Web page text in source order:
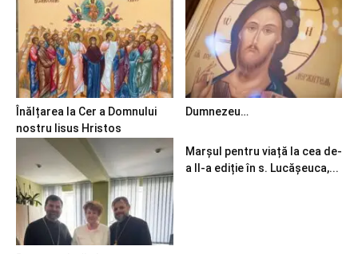
Înălțarea la Cer a Domnului
nostru Iisus Hristos
Dumnezeu…
Marșul pentru viață la cea de-
a II-a ediție în s. Lucășeuca,...